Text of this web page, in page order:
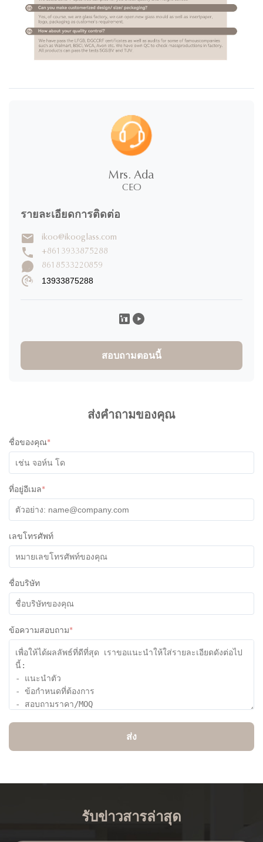
Mrs. Ada
CEO
รายละเอียดการติดต่อ
ikoo@ikooglass.com
+8613933875288
8618533220859
13933875288
สอบถามตอนนี้
ส่งคำถามของคุณ
ชื่อของคุณ*
ที่อยู่อีเมล*
เลขโทรศัพท์
ชื่อบริษัท
ข้อความสอบถาม*
ส่ง
รับข่าวสารล่าสุด